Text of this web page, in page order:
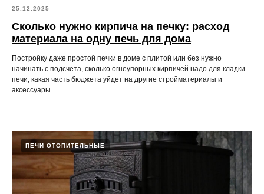
25.12.2025
Сколько нужно кирпича на печку: расход
материала на одну печь для дома
Постройку даже простой печки в доме с плитой или без нужно
начинать с подсчета, сколько огнеупорных кирпичей надо для кладки
печи, какая часть бюджета уйдет на другие стройматериалы и
аксессуары.
ПЕЧИ ОТОПИТЕЛЬНЫЕ